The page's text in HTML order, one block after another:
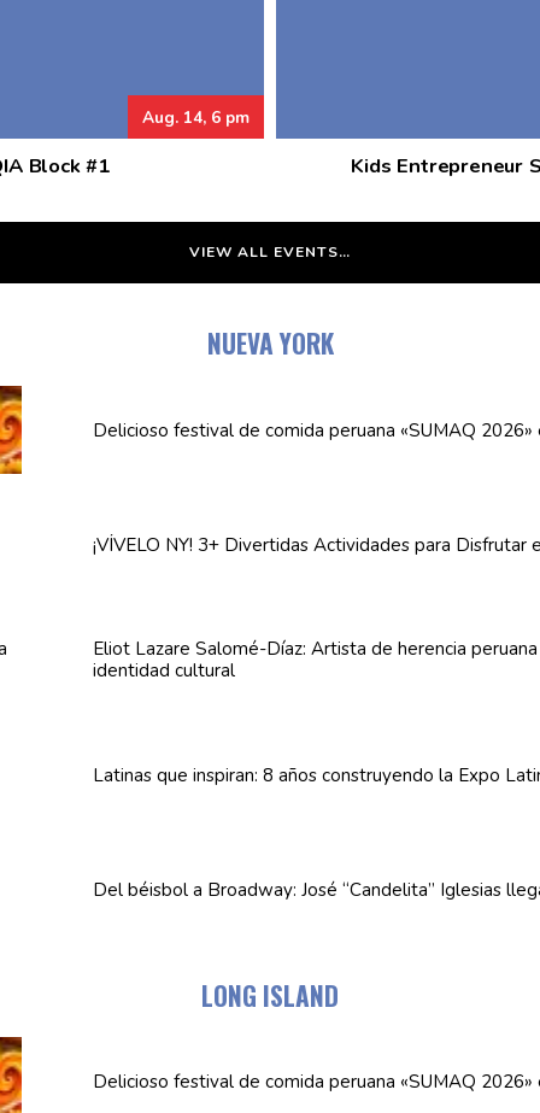
Aug. 14, 6 pm
Block #1 Kids Entrepreneur
VIEW ALL EVENTS…
NUEVA YORK
Delicioso festival de comida peruana «SUMAQ
¡VÍVELO NY! 3+ Divertidas Actividadespara Disfrutar
Eliot Lazare Salomé-Díaz: Artista de herencia
identidad cultural
Latinas que inspiran: 8 años construyendo la Expo
Del béisbol a Broadway: José “Candelita” Iglesias
LONG ISLAND
Delicioso festival de comida peruana «SUMAQ